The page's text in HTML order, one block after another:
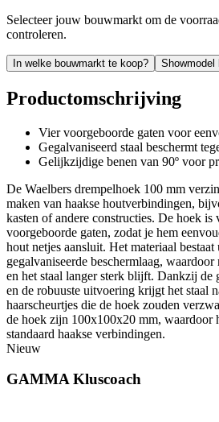
Selecteer jouw bouwmarkt om de
controleren.
In welke bouwmarkt te koop? Showmodel
Productomschrijving
Vier voorgeboorde gaten voor
Gegalvaniseerd staal beschermt
Gelijkzijdige benen van 90º voor
De Waelbers drempelhoek 100 mm
maken van haakse houtverbindingen,
kasten of andere constructies. De hoek is
voorgeboorde gaten, zodat je hem
hout netjes aansluit. Het materiaal bestaat
gegalvaniseerde beschermlaag,
en het staal langer sterk blijft. Dankzij de
en de robuuste uitvoering krijgt het staal
haarscheurtjes die de hoek zouden
de hoek zijn 100x100x20 mm, waardoor
standaard haakse verbindingen.
Nieuw
GAMMA Kluscoach